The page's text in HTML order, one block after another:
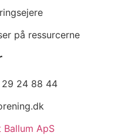
på ressurcerne
29 24 88 44
Ballum ApS